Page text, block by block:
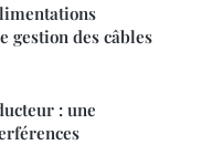
gestion des câbles
: une